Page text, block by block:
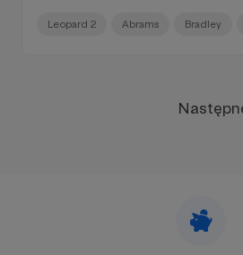
Leopard 2 Abrams Bradley